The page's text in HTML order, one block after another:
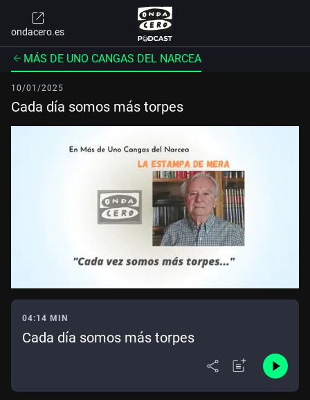
ondacero.es
MÁS DE UNO CANGAS DEL NARCEA
10/01/2025
Cada día somos más torpes
04:14 MIN
Cada día somos más torpes